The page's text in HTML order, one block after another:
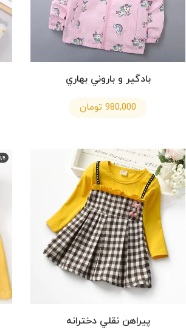
بادگير و باروني بهاري
980,000 تومان
پيراهن نقلي دخترانه